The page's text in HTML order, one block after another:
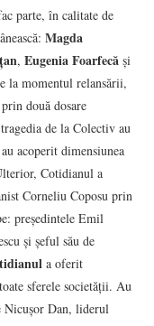
parte, în calitate de
Magda
, Eugenia Foarfecă și
la momentul relansării,
două dosare
de la Colectiv au
acoperit dimensiunea
Cotidianul a
Corneliu Coposu prin
președintele Emil
și șeful său de
a oferit
sferele societății. Au
Nicușor Dan, liderul